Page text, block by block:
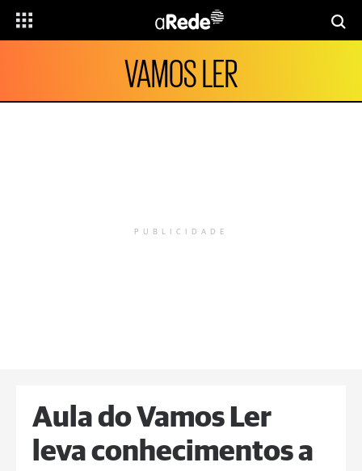
VAMOS LER
PUBLICIDADE
Aula do Vamos Ler
leva conhecimentos a